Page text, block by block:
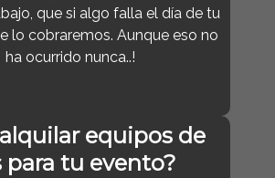
que si algo falla el día de tu
lo cobraremos. Aunque eso no
ha ocurrido nunca..!
equipos de
para tu evento?